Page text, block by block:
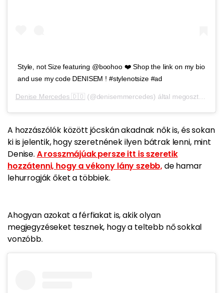
Style, not Size featuring @boohoo ❤️ Shop the link on my bio
and use my code DENISEM ! #stylenotsize #ad
Denise Mercedes 🇩🇴 (@denisemmercedes) által megosztott bejegyzés,
A hozzászólók között jócskán akadnak nők is, és sokan
ki is jelentik, hogy szeretnének ilyen bátrak lenni, mint
Denise. A rosszmájúak persze itt is szeretik
hozzátenni, hogy a vékony lány szebb,de hamar
lehurrogják őket a többiek.
Ahogyan azokat a férfiakat is, akik olyan
megjegyzéseket tesznek, hogy a teltebb nő sokkal
vonzóbb.